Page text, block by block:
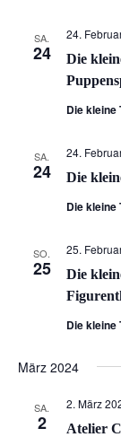
SA.
24
Die
24.
Die
SA.
24 Die
24.
Die
SO.
25
Die
25.
Die
März 2024
SA.
2
Atelier
2. März